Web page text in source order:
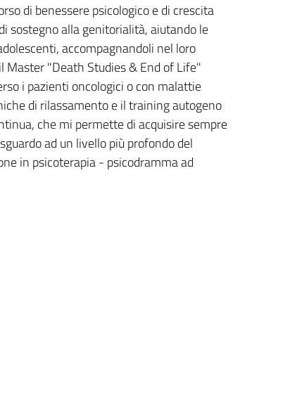
di benessere psicologico e di crescita
sostegno alla genitorialità, aiutando le
accompagnandoli nel loro
"Death Studies & End of Life"
i pazienti oncologici o con malattie
di rilassamento e il training autogeno
che mi permette di acquisire sempre
ad un livello più profondo del
in psicoterapia - psicodramma ad